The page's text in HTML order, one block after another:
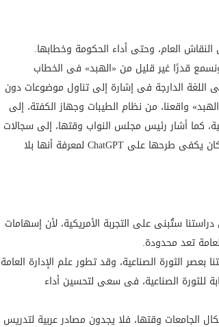
العام، وحتى أداء الحكومة وخطابها.
قدرًا غير قليل من «الهبد» فى الخطاب
الدارجة فى إشارة إلى تناول موضوعات دون
واقعنا، من نظام الطيبات وجهاز الكفتة، إلى
كما أشار رئيس مجلس النواب وقتها، إلى سجالات
الكلاب الضالة، التى تبنت خلالها وزارة الزراعة حلولًا كان يكفى طرحها على ChatGPT لمعرفة أنها بلا
ستُبنى على التجربة الأمريكية، لأن إسهامات
تعد محدودة.
الثورة الصناعية، وقد تطور علم الإدارة العامة
للثورة الصناعية، فى سعى لتحسين أداء
وقتها، فلا يجدون مصادر عربية لتدريس